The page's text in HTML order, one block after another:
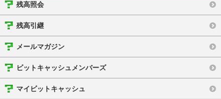
残高照会
残高引継
メールマガジン
ビットキャッシュメンバーズ
マイビットキャッシュ